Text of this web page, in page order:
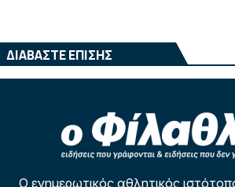
ΔΙΑΒΑΣΤΕ ΕΠΙΣΗΣ
Ο ενημερωτικός αθλητικός